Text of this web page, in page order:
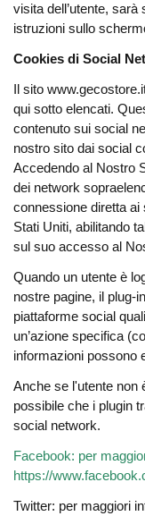
visita dell’utente,
istruzioni sullo
Cookies di Social
Il sito
qui sotto elencati.
contenuto sui social
nostro sito dai social
Accedendo al Nostro
dei network
connessione diretta
Stati Uniti, abilitando
sul suo accesso al
Quando un utente è
nostre pagine, il plug-
piattaforme social
un’azione specifica
informazioni possono
Anche se l'utente non
possibile che i plugin
social network.
Facebook: per
https://
Twitter: per maggiori